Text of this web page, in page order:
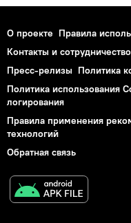
О проекте Правила
Контакты и сотрудничество
Пресс-релизы Политика
Политика использования
логирования
Правила применения
технологий
Обратная связь